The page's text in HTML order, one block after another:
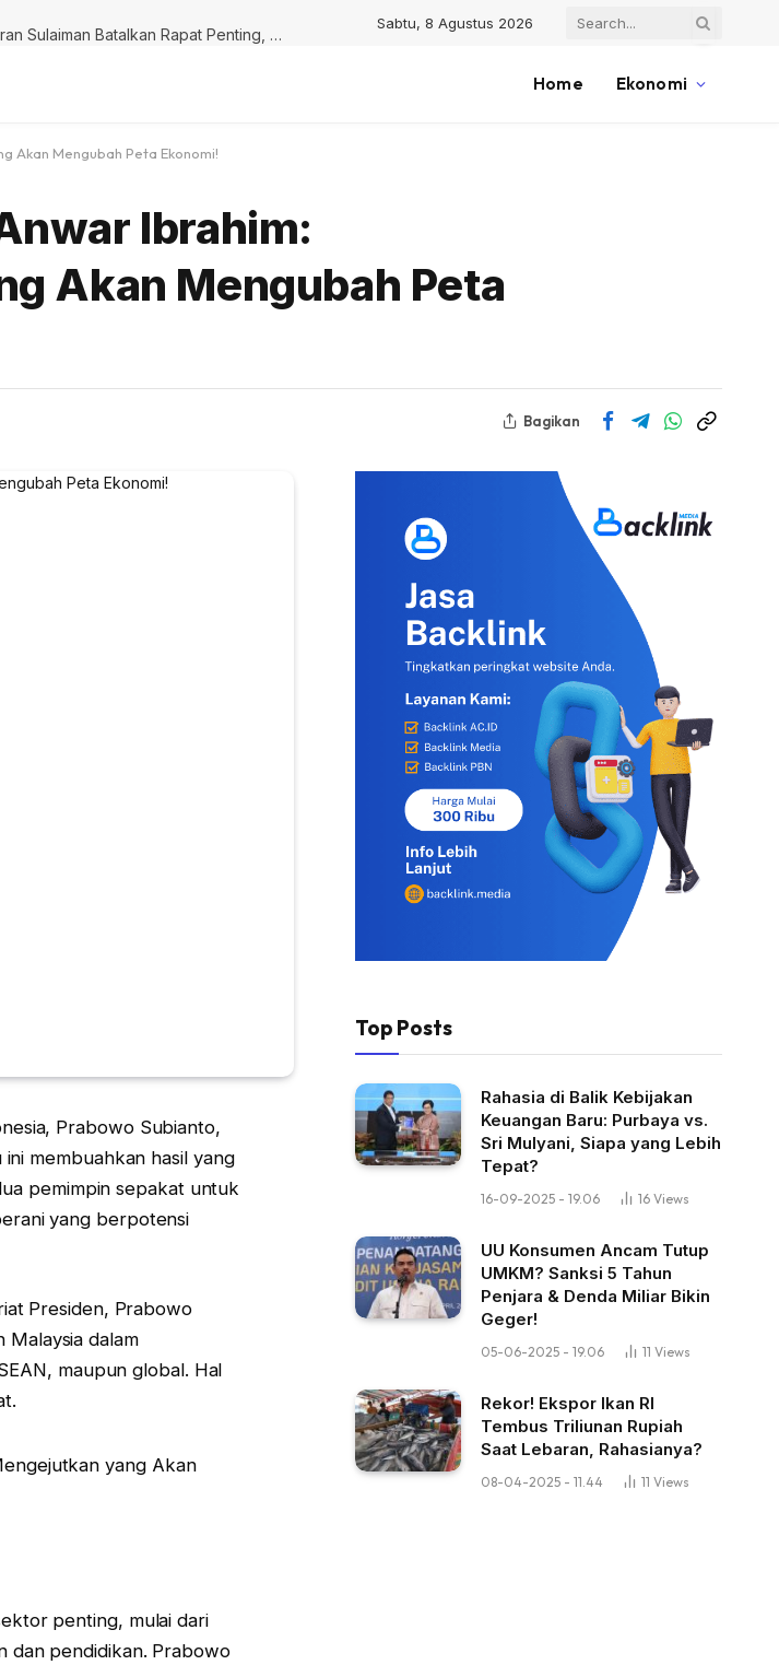
Krisis Pangan di Ujung Timur: Mahasiswa Curhat Beras Rp 30 Ribu/Kg di Alor, Mentan Amran Sulaiman Batalkan Rapat Penting, Harga Kini Mengejutkan!
Sabtu, 8 Agustus 2026
Home Ekonomi
Akan Mengubah Peta Ekonomi!
Ibrahim:
Akan Mengubah Peta
Bagikan
Prabowo Subianto,
membuahkan hasil yang
pemimpin sepakat untuk
yang berpotensi
Presiden, Prabowo
Malaysia dalam
maupun global. Hal
penting, mulai dari
dan pendidikan. Prabowo
Top Posts
Rahasia di Balik Kebijakan
Keuangan Baru: Purbaya vs.
Sri Mulyani, Siapa yang Lebih
Tepat?
16-09-2025 - 19.06 16 Views
UU Konsumen Ancam Tutup
UMKM? Sanksi 5 Tahun
Penjara & Denda Miliar Bikin
Geger!
05-06-2025 - 19.06 11 Views
Rekor! Ekspor Ikan RI
Tembus Triliunan Rupiah
Saat Lebaran, Rahasianya?
08-04-2025 - 11.44 11 Views